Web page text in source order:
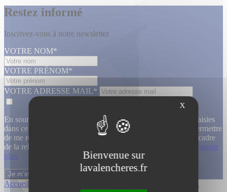
Restez informé
Inscrivez-vous à notre newsletter
VOTRE NOM*
VOTRE PRÉNOM*
VOTRE ADRESSE MAIL*
En soumettant ce formulaire, j’accepte que les informations saisies
dans ce formulaire soient utilisées, exploitées, traitées pour permettre
de me recontacter, pour m’envoyer des informations, dans le cadre
de la relation commerciale qui découle de cette demande.
En savoir
plus
Accueil Entier mobilier...
X
Bienvenue sur
lavalencheres.fr